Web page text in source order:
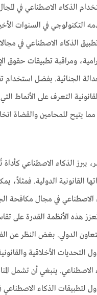
الذكاء الاصطناعي في
التكنولوجي في السنوات
الذكاء الاصطناعي في
ومراقبة تطبيقات حقوق
الجنائية. بفضل استخدام
التعرف على الأنماط
يتيح للمحامين والقضاة
يبرز الذكاء الاصطناعي
القانونية الدولية. فمثلاً،
الاصطناعي في مجال مكافحة
هذه الأنظمة القدرة على
الدولي. بغض النظر عن
التحديات الأخلاقية والقانونية
الاصطناعي. ينبغي أن تشمل
لتطبيقات الذكاء الاصطناعي